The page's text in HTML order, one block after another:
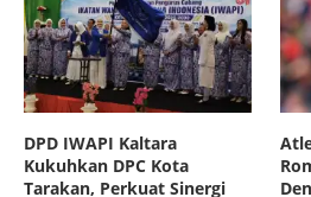
DPD IWAPI Kaltara
Kukuhkan DPC Kota
Tarakan, Perkuat Sinergi